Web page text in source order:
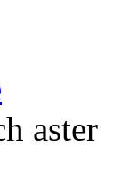
aster